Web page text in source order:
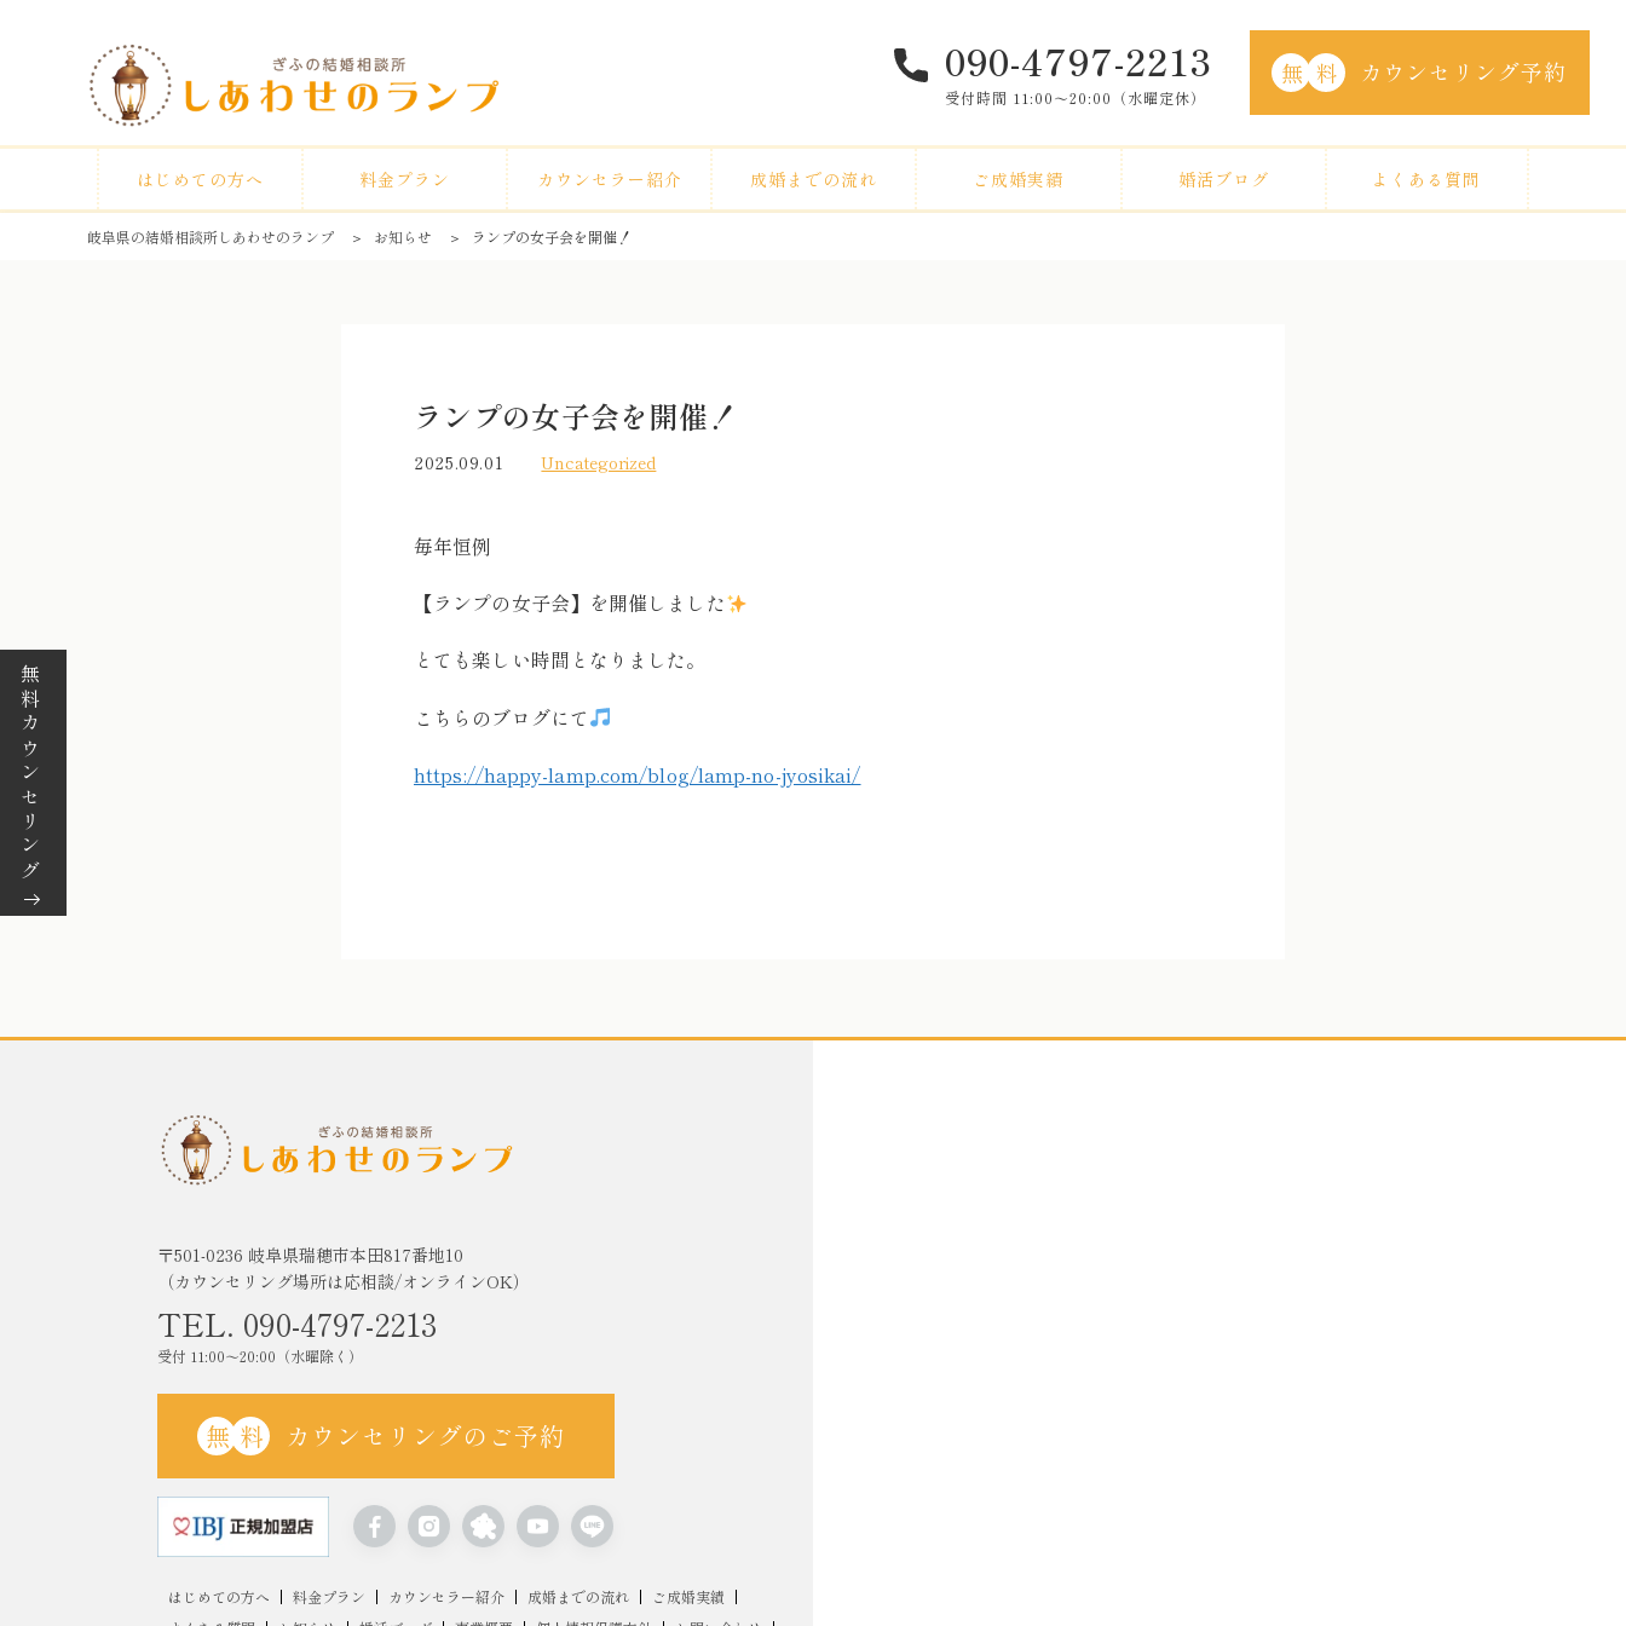
090-4797-2213
受付時間 11:00〜20:00（水曜定休）
カウンセリング予約
無 料
はじめての方へ 料金プラン カウンセラー紹介 成婚までの流れ ご成婚実績 婚活ブログ よくある質問
無料カウンセリング
岐阜県の結婚相談所しあわせのランプ ＞ お知らせ ＞ ランプの女子会を開催！
ランプの女子会を開催！
2025.09.01 Uncategorized
毎年恒例
【ランプの女子会】を開催しました
とても楽しい時間となりました。
こちらのブログにて
https://happy-lamp.com/blog/lamp-no-jyosikai/
〒501-0236 岐阜県瑞穂市本田817番地10
（カウンセリング場所は応相談/オンラインOK）
TEL. 090-4797-2213
受付 11:00〜20:00（水曜除く）
カウンセリングのご予約
無 料
はじめての方へ 料金プラン カウンセラー紹介 成婚までの流れ
ご成婚実績